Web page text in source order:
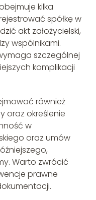
kilka
spółkę w
akt założycielski,
wspólnikami.
szczególnej
komplikacji
również
oraz określenie
w
oraz umów
Warto zwrócić
prawne